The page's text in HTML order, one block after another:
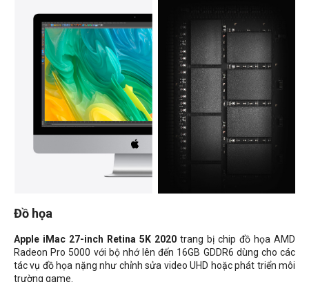
Đồ họa
Apple iMac 27-inch Retina 5K 2020 trang bị chip đồ họa AMD
Radeon Pro 5000 với bộ nhớ lên đến 16GB GDDR6 dùng cho các
tác vụ đồ họa nặng như chỉnh sửa video UHD hoặc phát triển môi
trường game.